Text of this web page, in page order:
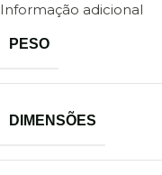
Informação adicional
PESO
DIMENSÕES